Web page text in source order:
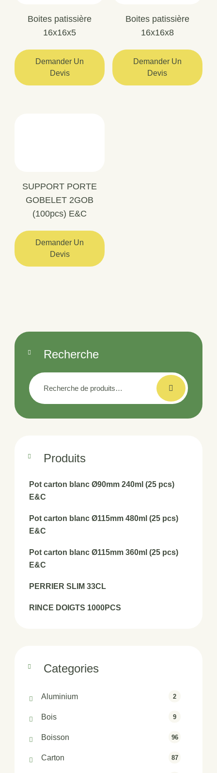
Boites patissière
16x16x5
Demander Un
Devis
Boites patissière
16x16x8
Demander Un
Devis
SUPPORT PORTE
GOBELET 2GOB
(100pcs) E&C
Demander Un
Devis
Recherche
Recherche
pour :
Produits
Pot carton blanc Ø90mm 240ml (25 pcs)
E&C
Pot carton blanc Ø115mm 480ml (25 pcs)
E&C
Pot carton blanc Ø115mm 360ml (25 pcs)
E&C
PERRIER SLIM 33CL
RINCE DOIGTS 1000PCS
Categories
Aluminium 2
Bois 9
Boisson 96
Carton 87